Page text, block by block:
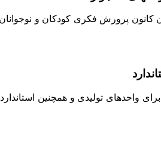
پرورش فکری کودکان و
واحدهای تولیدی و همچنین